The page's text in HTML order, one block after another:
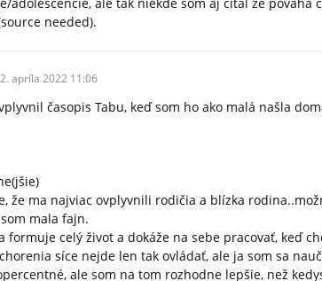
needed).
apríla 2022 11:06
časopis Tabu, keď som ho ako malá našla
že ma najviac ovplyvnili rodičia a blízka
mala fajn.
formuje celý život a dokáže na sebe pracovať, keď
síce nejde len tak ovládať, ale ja som sa
ale som na tom rozhodne lepšie, než